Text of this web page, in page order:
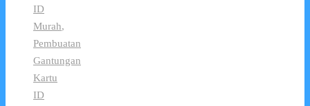
ID
Murah,
Pembuatan
Gantungan
Kartu
ID